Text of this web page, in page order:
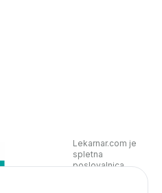
Lekarnar.com je
spletna
poslovalnica